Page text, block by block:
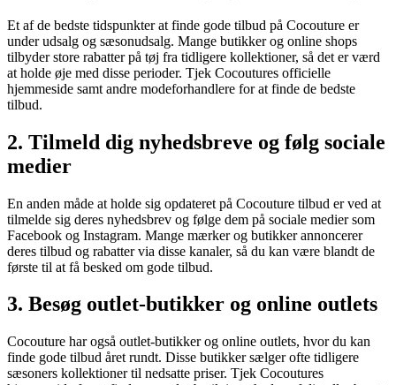
Et af de bedste tidspunkter at finde gode tilbud på Cocouture er
under udsalg og sæsonudsalg. Mange butikker og online shops
tilbyder store rabatter på tøj fra tidligere kollektioner, så det er værd
at holde øje med disse perioder. Tjek Cocoutures officielle
hjemmeside samt andre modeforhandlere for at finde de bedste
tilbud.
2. Tilmeld dig nyhedsbreve og følg sociale
medier
En anden måde at holde sig opdateret på Cocouture tilbud er ved at
tilmelde sig deres nyhedsbrev og følge dem på sociale medier som
Facebook og Instagram. Mange mærker og butikker annoncerer
deres tilbud og rabatter via disse kanaler, så du kan være blandt de
første til at få besked om gode tilbud.
3. Besøg outlet-butikker og online outlets
Cocouture har også outlet-butikker og online outlets, hvor du kan
finde gode tilbud året rundt. Disse butikker sælger ofte tidligere
sæsoners kollektioner til nedsatte priser. Tjek Cocoutures